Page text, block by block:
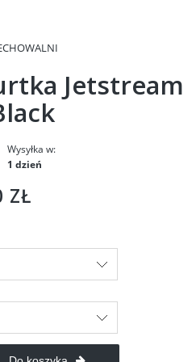
Jetstream
Wysyłka w:
1 dzień
ZŁ